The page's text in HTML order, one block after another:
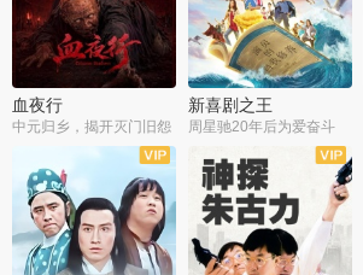
血夜行
中元归乡，揭开灭门旧怨
新喜剧之王
周星驰20年后为爱奋斗